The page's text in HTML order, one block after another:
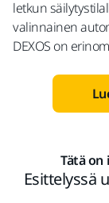
letkun
valinnainen
DEXOS on
Tätä
Esittelyssä